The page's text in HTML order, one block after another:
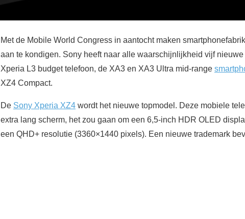
Met de Mobile World Congress in aantocht maken
aan te kondigen. Sony heeft naar alle waarschijnlijkheid vijf
Xperia L3 budget telefoon, de XA3 en XA3 Ultra mid-range
XZ4 Compact.
De Sony Xperia XZ4 wordt het nieuwe topmodel. Deze mobiele
extra lang scherm, het zou gaan om een 6,5-inch HDR OLED
een QHD+ resolutie (3360×1440 pixels). Een nieuwe trademark